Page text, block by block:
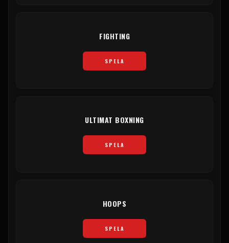
FIGHTING
SPELA
ULTIMAT BOXNING
SPELA
HOOPS
SPELA